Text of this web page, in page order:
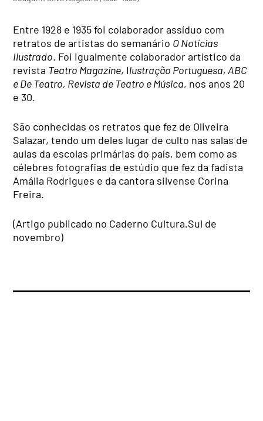
Entre 1928 e 1935 foi colaborador assíduo com
retratos de artistas do semanário O Notícias
Ilustrado. Foi igualmente colaborador artístico da
revista Teatro Magazine, Ilustração Portuguesa, ABC
e De Teatro, Revista de Teatro e Música, nos anos 20
e 30.
São conhecidas os retratos que fez de Oliveira
Salazar, tendo um deles lugar de culto nas salas de
aulas da escolas primárias do país, bem como as
célebres fotografias de estúdio que fez da fadista
Amália Rodrigues e da cantora silvense Corina
Freira.
(Artigo publicado no Caderno Cultura.Sul de
novembro)